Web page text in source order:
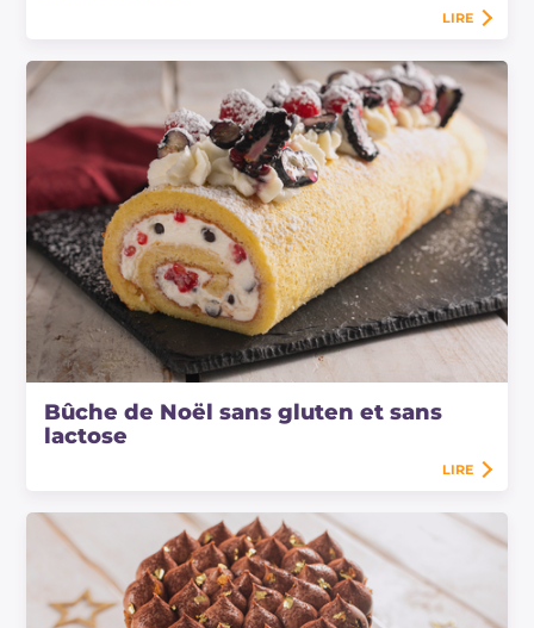
LIRE
Bûche de Noël sans gluten et sans
lactose
LIRE